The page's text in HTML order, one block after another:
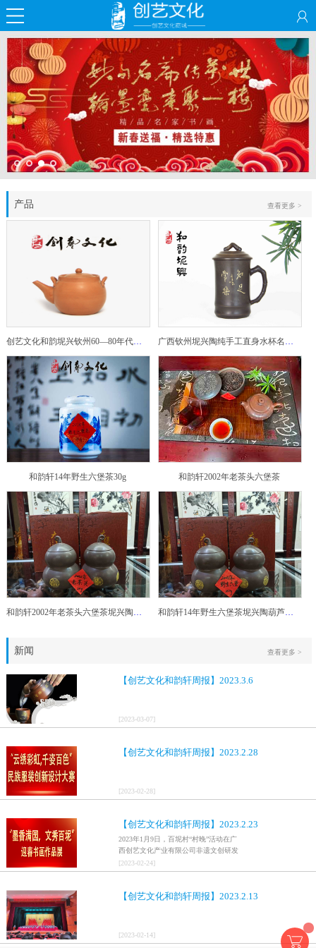
产品 查看更多 >
创艺文化和韵坭兴钦州60—80年代坭兴陶老壶——玉奎壶 广西钦州坭兴陶纯手工直身水杯名家陶瓷大师紫砂建水紫陶
和韵轩14年野生六堡茶30g 和韵轩2002年老茶头六堡茶
和韵轩2002年老茶头六堡茶坭兴陶葫芦茶罐 和韵轩14年野生六堡茶坭兴陶葫芦茶罐
新闻
【创艺文化和韵轩周报】2023.3.6
[2023-03-07]
【创艺文化和韵轩周报】2023.2.28
[2023-02-28]
【创艺文化和韵轩周报】2023.2.23
2023年1月9日，百坭村“村晚”活动在广
西创艺文化产业有限公司非遗文创研发
基地、百色市乐业县百坭壮族织布技艺
传承创意基地正式开启，活动紧扣“启航
村特色设计舞美，突出乡村文艺新体
[2023-02-24]
【创艺文化和韵轩周报】2023.2.13
[2023-02-14]
查看更多 >